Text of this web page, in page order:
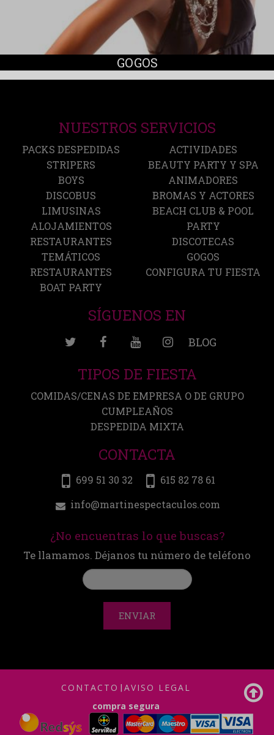
GOGOS
NUESTROS SERVICIOS
PACKS DESPEDIDAS
STRIPERS
BOYS
DISCOBUS
LIMUSINAS
ALOJAMIENTOS
RESTAURANTES
TEMÁTICOS
RESTAURANTES
BOAT PARTY
ACTIVIDADES
BEAUTY PARTY Y SPA
ANIMADORES
BROMAS Y ACTORES
BEACH CLUB & POOL
PARTY
DISCOTECAS
GOGOS
CONFIGURA TU FIESTA
SÍGUENOS EN
BLOG
TIPOS DE FIESTA
COMIDAS/CENAS DE EMPRESA O DE GRUPO
CUMPLEAÑOS
DESPEDIDA MIXTA
CONTACTA
699 51 30 32
615 82 78 61
info@martinespectaculos.com
¿No encuentras lo que buscas?
Te llamamos. Déjanos tu número de teléfono
ENVIAR
CONTACTO | AVISO LEGAL
compra segura